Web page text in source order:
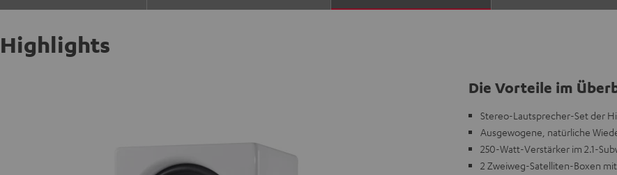
Highlights
Die Vorteile im
Stereo-Lautsprecher-Set der
Ausgewogene, natürliche
250-Watt-Verstärker im 2.1-
2 Zweiweg-Satelliten-Boxen